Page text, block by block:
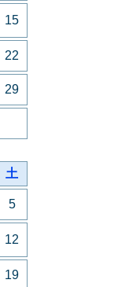
15
22
29
土
5
12
19